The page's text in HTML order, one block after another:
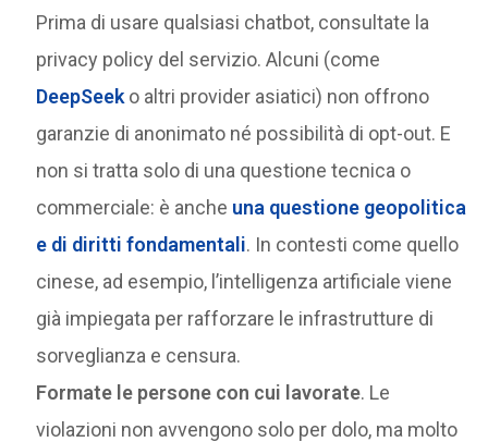
Prima di usare qualsiasi chatbot, consultate la
privacy policy del servizio. Alcuni (come
DeepSeek o altri provider asiatici) non offrono
garanzie di anonimato né possibilità di opt-out. E
non si tratta solo di una questione tecnica o
commerciale: è anche una questione geopolitica
e di diritti fondamentali. In contesti come quello
cinese, ad esempio, l’intelligenza artificiale viene
già impiegata per rafforzare le infrastrutture di
sorveglianza e censura.
Formate le persone con cui lavorate. Le
violazioni non avvengono solo per dolo, ma molto